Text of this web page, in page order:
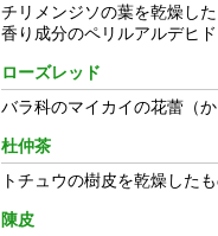
チリメンジソの葉を乾燥し
香り成分のペリルアルデヒ
ローズレッド
バラ科のマイカイの花蕾（
杜仲茶
トチュウの樹皮を乾燥した
陳皮